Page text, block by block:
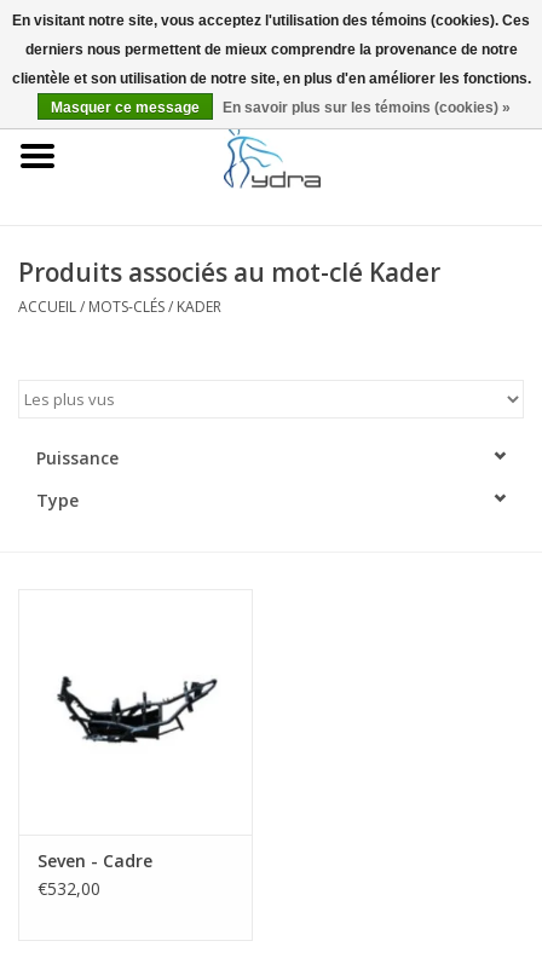
EUR
Accueil
Accessoires
Blog
Produits associés au mot-clé Kader
ACCUEIL/ MOTS-CLÉS/ KADER
Puissance
Type
Seven - Cadre
€532,00
En visitant notre site, vous acceptez l'utilisation des témoins (cookies). Ces
derniers nous permettent de mieux comprendre la provenance de notre
clientèle et son utilisation de notre site, en plus d'en améliorer les fonctions.
Masquer ce message
En savoir plus sur les témoins (cookies) »